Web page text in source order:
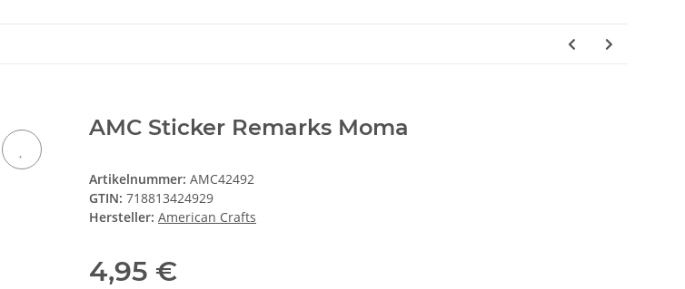
AMC Sticker Remarks Moma
Artikelnummer: AMC42492
GTIN: 718813424929
Hersteller: American Crafts
4,95 €